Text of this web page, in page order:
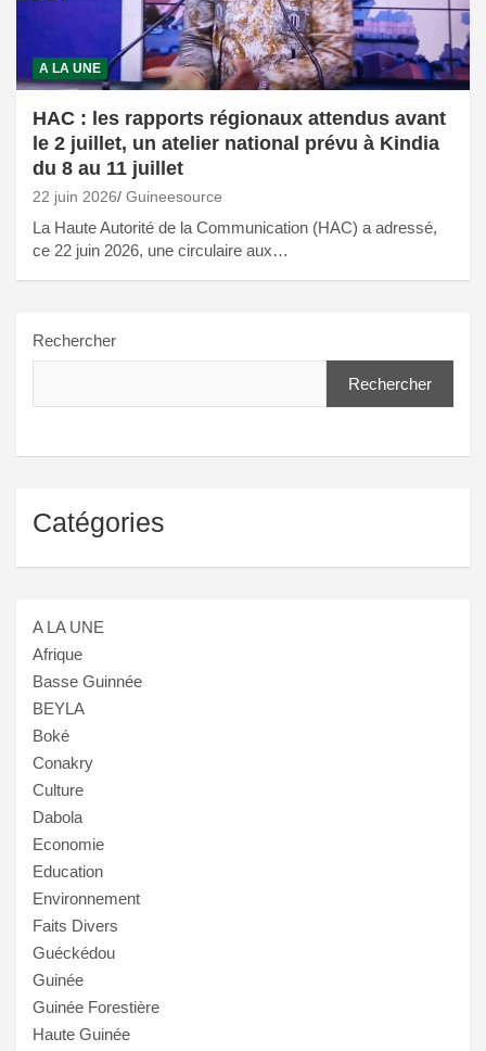
A LA UNE
HAC : les rapports régionaux attendus avant
le 2 juillet, un atelier national prévu à Kindia
du 8 au 11 juillet
22 juin 2026 Guineesource
La Haute Autorité de la Communication (HAC) a adressé,
ce 22 juin 2026, une circulaire aux…
Rechercher
Rechercher
Catégories
A LA UNE
Afrique
Basse Guinnée
BEYLA
Boké
Conakry
Culture
Dabola
Economie
Education
Environnement
Faits Divers
Guéckédou
Guinée
Guinée Forestière
Haute Guinée